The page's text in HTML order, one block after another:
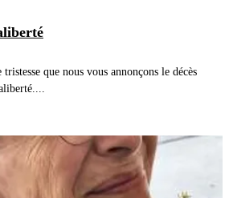
que nous vous annonçons le décès